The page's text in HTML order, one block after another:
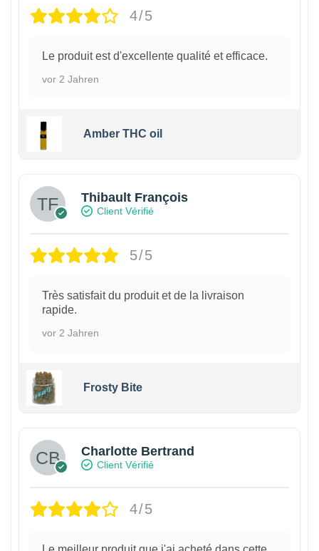
4/5
Le produit est d'excellente qualité et efficace.
vor 2 Jahren
Amber THC oil
Thibault François
Client Vérifié
5/5
Très satisfait du produit et de la livraison
rapide.
vor 2 Jahren
Frosty Bite
Charlotte Bertrand
Client Vérifié
4/5